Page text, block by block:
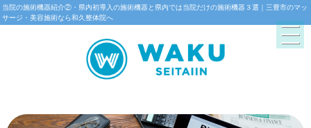
当院の施術機器紹介②・県内初導入の施術機器と県内では当院だけの施術機器３選｜三豊市のマッ
サージ・美容施術なら和久整体院へ